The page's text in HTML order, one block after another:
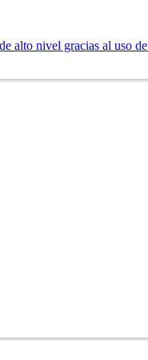
alto nivel gracias al uso